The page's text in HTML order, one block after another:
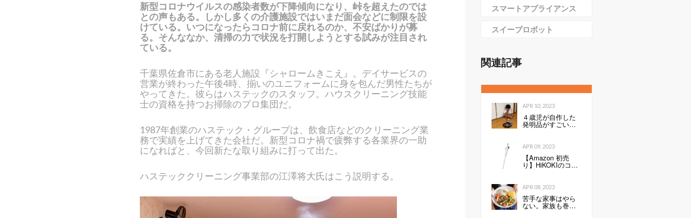
新型コロナウイルスの感染者数が下降傾向になり、峠を超えたのでは
との声もある。しかし多くの介護施設ではいまだ面会などに制限を設
けている。いつになったらコロナ前に戻れるのか、不安ばかりが募
る。そんななか、清掃の力で状況を打開しようとする試みが注目され
ている。
千葉県佐倉市にある老人施設『シャロームきこえ』。デイサービスの
営業が終わった午後4時、揃いのユニフォームに身を包んだ男性たちが
やってきた。彼らはハステックのスタッフ。ハウスクリーニング技能
士の資格を持つお掃除のプロ集団だ。
1987年創業のハステック・グループは、飲食店などのクリーニング業
務で実績を上げてきた会社だ。新型コロナ禍で疲弊する各業界の一助
になればと、今回新たな取り組みに打って出た。
ハステッククリーニング事業部の江澤将大氏はこう説明する。
スマートアプライアンス
スイープロボット
関連記事
APR 10, 2023
４歳児が自作した
発明品がすごい！
「天才すぎる」
ン」
APR 09, 2023
【Amazon 初売
り】HiKOKIのコー
ドレスクリーナー
円 軽量・小型で
お手入れ簡単モデ
ル（1/2 ページ）
APR 08, 2023
苦手な家事はやら
ない。家族も巻き
込んで心地よく暮